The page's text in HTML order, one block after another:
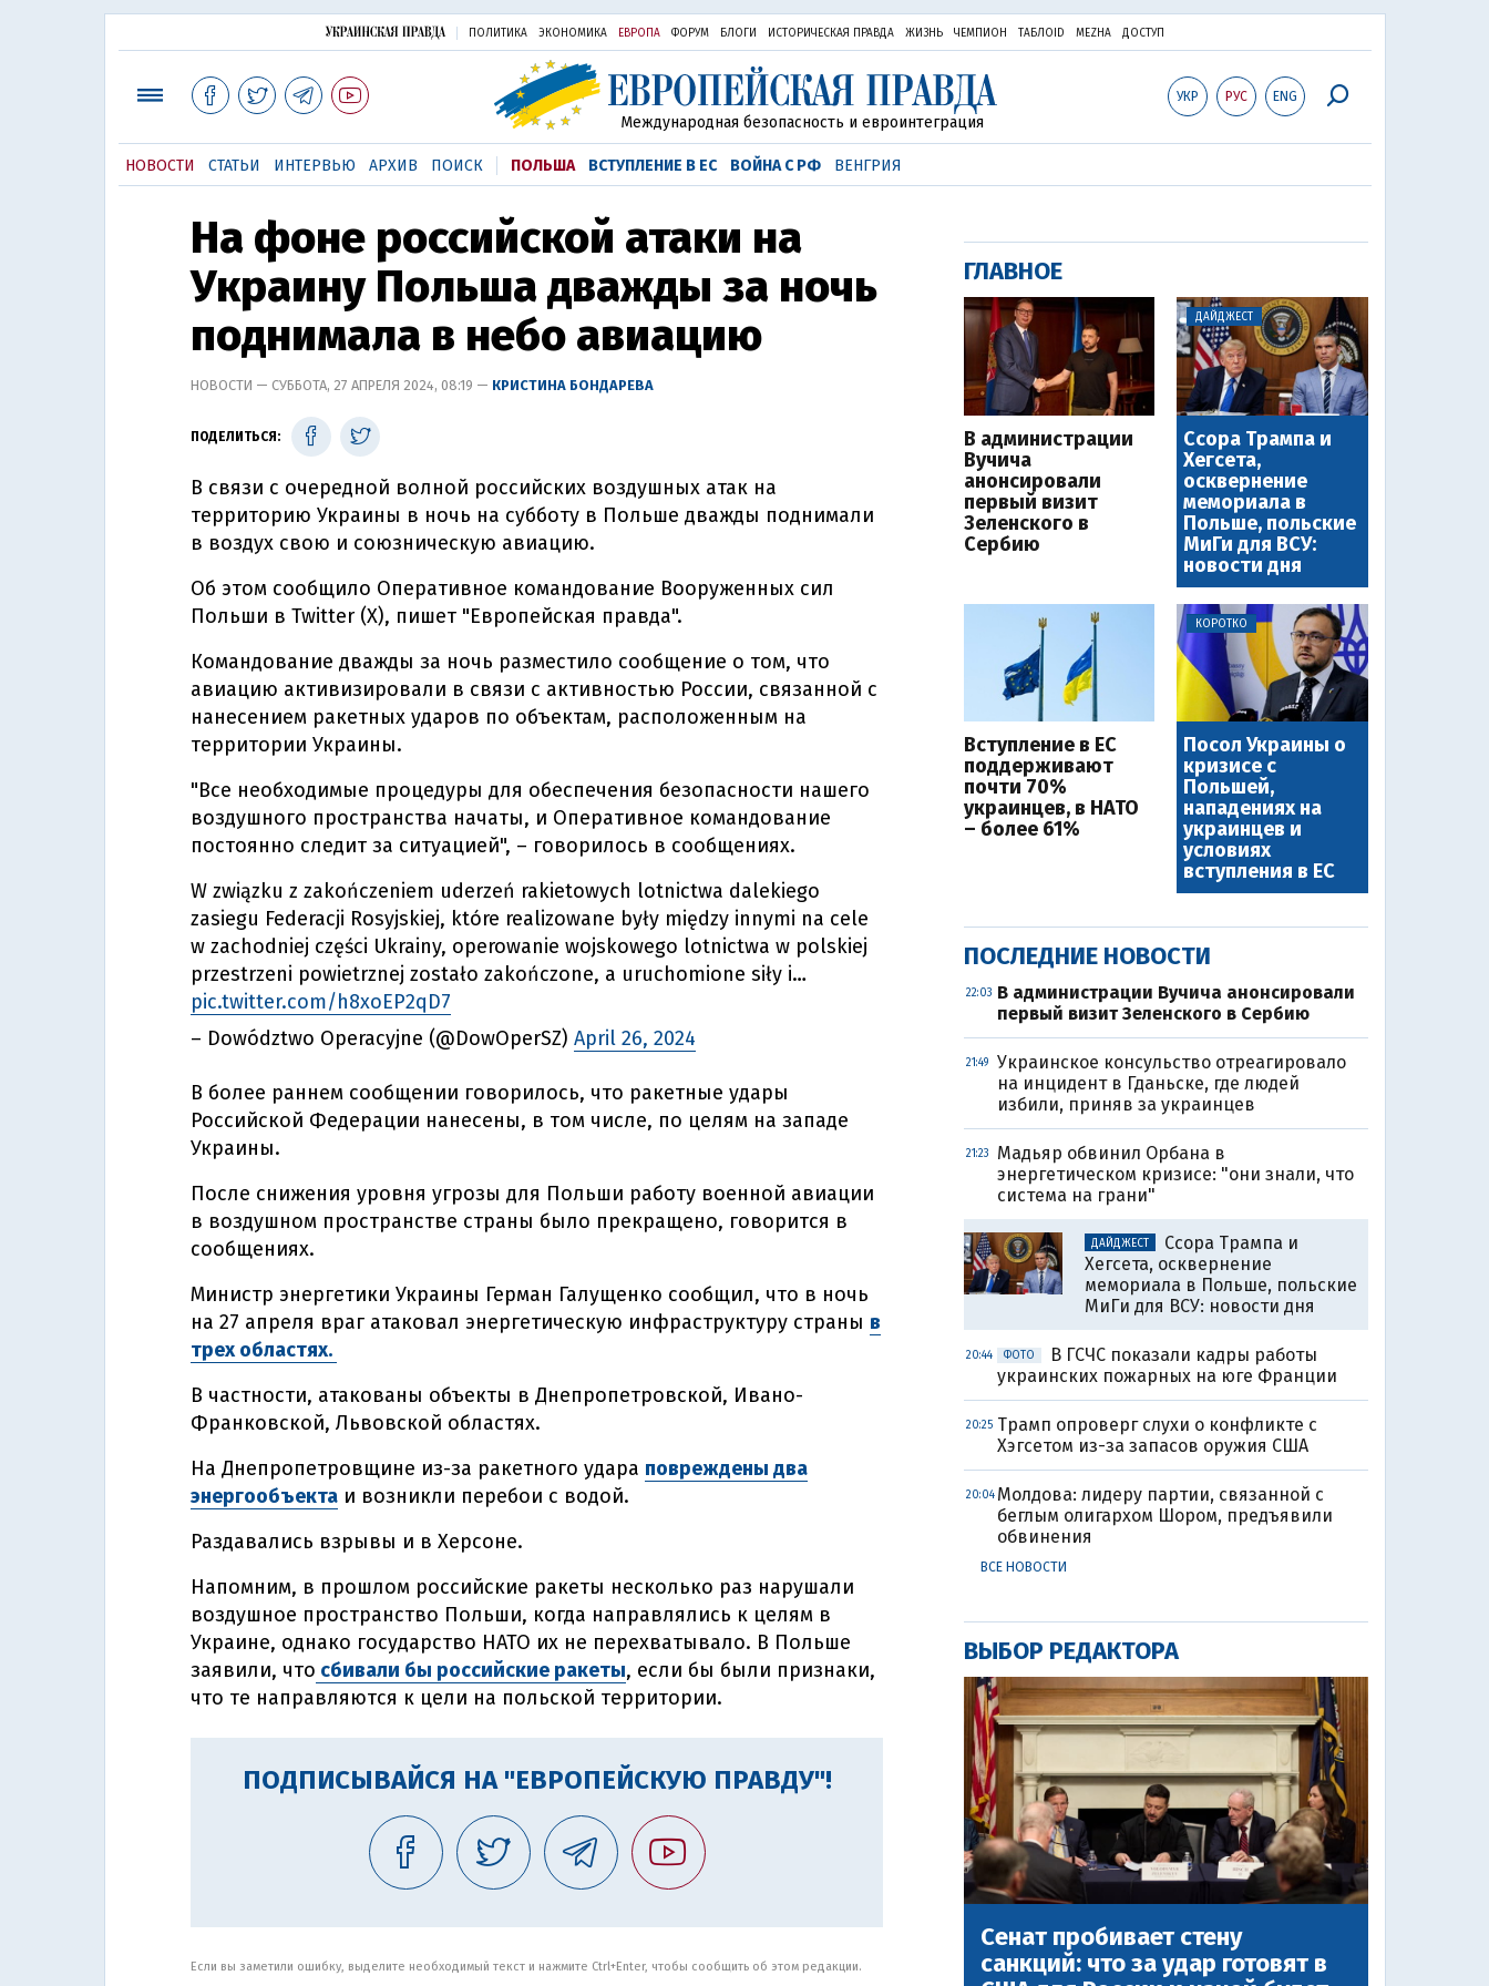
ПОЛИТИКА ЭКОНОМИКА ЕВРОПА ФОРУМ БЛОГИ ИСТОРИЧЕСКАЯ ПРАВДА ЖИЗНЬ ЧЕМПИОН ТАБЛОID MEZHA ДОСТУП
УКР РУС ENG
Международная безопасность и евроинтеграция
НОВОСТИ СТАТЬИ ИНТЕРВЬЮ АРХИВ ПОИСК ПОЛЬША ВСТУПЛЕНИЕ В ЕС ВОЙНА С РФ ВЕНГРИЯ
На фоне российской атаки на
Украину Польша дважды за ночь
поднимала в небо авиацию
НОВОСТИ — СУББОТА, 27 АПРЕЛЯ 2024, 08:19 — КРИСТИНА БОНДАРЕВА
ПОДЕЛИТЬСЯ:
В связи с очередной волной российских воздушных атак на
территорию Украины в ночь на субботу в Польше дважды поднимали
в воздух свою и союзническую авиацию.
Об этом сообщило Оперативное командование Вооруженных сил
Польши в Twitter (Х), пишет "Европейская правда".
Командование дважды за ночь разместило сообщение о том, что
авиацию активизировали в связи с активностью России, связанной с
нанесением ракетных ударов по объектам, расположенным на
территории Украины.
"Все необходимые процедуры для обеспечения безопасности нашего
воздушного пространства начаты, и Оперативное командование
постоянно следит за ситуацией", – говорилось в сообщениях.
W związku z zakończeniem uderzeń rakietowych lotnictwa dalekiego
zasiegu Federacji Rosyjskiej, które realizowane były między innymi na cele
w zachodniej części Ukrainy, operowanie wojskowego lotnictwa w polskiej
przestrzeni powietrznej zostało zakończone, a uruchomione siły i…
pic.twitter.com/h8xoEP2qD7
– Dowództwo Operacyjne (@DowOperSZ) April 26, 2024
В более раннем сообщении говорилось, что ракетные удары
Российской Федерации нанесены, в том числе, по целям на западе
Украины.
После снижения уровня угрозы для Польши работу военной авиации
в воздушном пространстве страны было прекращено, говорится в
сообщениях.
Министр энергетики Украины Герман Галущенко сообщил, что в ночь
на 27 апреля враг атаковал энергетическую инфраструктуру страны в
трех областях.
В частности, атакованы объекты в Днепропетровской, Ивано-
Франковской, Львовской областях.
На Днепропетровщине из-за ракетного удара повреждены два
энергообъекта и возникли перебои с водой.
Раздавались взрывы и в Херсоне.
Напомним, в прошлом российские ракеты несколько раз нарушали
воздушное пространство Польши, когда направлялись к целям в
Украине, однако государство НАТО их не перехватывало. В Польше
заявили, что сбивали бы российские ракеты, если бы были признаки,
что те направляются к цели на польской территории.
ПОДПИСЫВАЙСЯ НА "ЕВРОПЕЙСКУЮ ПРАВДУ"!
Если вы заметили ошибку, выделите необходимый текст и нажмите Ctrl+Enter, чтобы сообщить об этом редакции.
ГЛАВНОЕ
В администрации
Вучича
анонсировали
первый визит
Зеленского в
Сербию
ДАЙДЖЕСТ
Ссора Трампа и
Хегсета,
осквернение
мемориала в
Польше, польские
МиГи для ВСУ:
новости дня
Вступление в ЕС
поддерживают
почти 70%
украинцев, в НАТО
– более 61%
КОРОТКО
Посол Украины о
кризисе с
Польшей,
нападениях на
украинцев и
условиях
вступления в ЕС
ПОСЛЕДНИЕ НОВОСТИ
22:03 В администрации Вучича анонсировали
первый визит Зеленского в Сербию
21:49
Украинское консульство отреагировало
на инцидент в Гданьске, где людей
избили, приняв за украинцев
21:23
Мадьяр обвинил Орбана в
энергетическом кризисе: "они знали, что
система на грани"
ДАЙДЖЕСТ
Ссора Трампа и
Хегсета, осквернение
мемориала в Польше, польские
МиГи для ВСУ: новости дня
20:44 ФОТО
В ГСЧС показали кадры работы
украинских пожарных на юге Франции
20:25 Трамп опроверг слухи о конфликте с
Хэгсетом из-за запасов оружия США
20:04 Молдова: лидеру партии, связанной с
беглым олигархом Шором, предъявили
обвинения
ВСЕ НОВОСТИ
ВЫБОР РЕДАКТОРА
Сенат пробивает стену
санкций: что за удар готовят в